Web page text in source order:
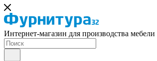
Интернет-магазин для производства мебели